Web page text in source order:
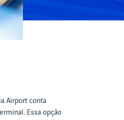
Airport conta
Essa opção